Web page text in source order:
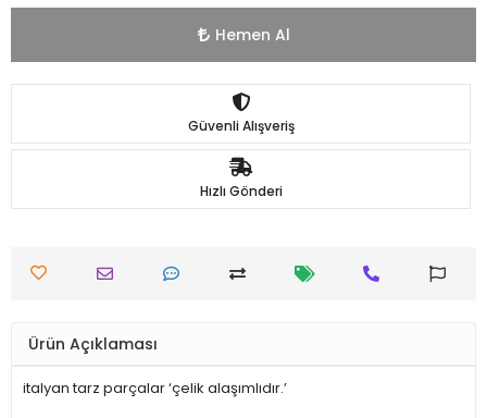
Hemen Al
Güvenli Alışveriş
Hızlı Gönderi
Ürün Açıklaması
italyan tarz parçalar ‘çelik alaşımlıdır.’